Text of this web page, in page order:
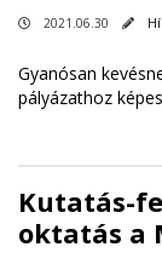
2021.06.30
Gyanósan
pályázathoz
Kutatás-
oktatás a